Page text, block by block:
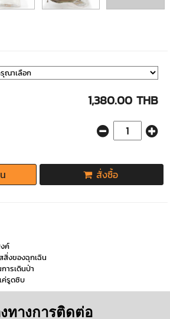
1,380.00 THB
สั่งซื้อ
ค์
สิ่งของฉุกเฉิน
ารเดินป่า
ค่รูดซิบ
ทางการติดต่อ